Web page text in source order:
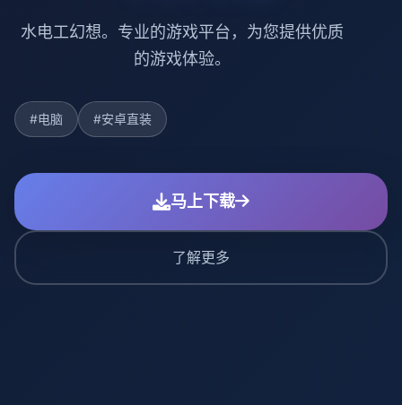
水电工幻想。专业的游戏平台，为您提供优质
的游戏体验。
#电脑 #安卓直装
马上下载
了解更多